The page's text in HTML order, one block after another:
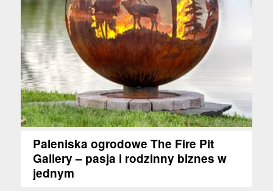
Paleniska ogrodowe The Fire Pit
Gallery – pasja i rodzinny biznes w
jednym